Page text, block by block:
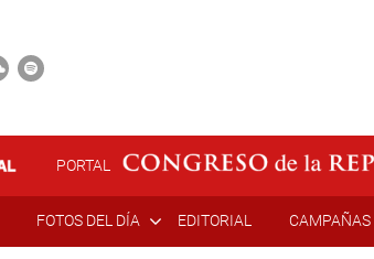
PORTAL
FOTOS DEL DÍA EDITORIAL CAMPAÑAS